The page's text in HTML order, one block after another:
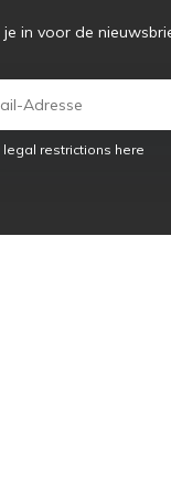
je in voor de
legal restrictions here